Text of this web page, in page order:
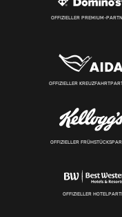
OFFIZIELLER PREMIUM-
OFFIZIELLER
OFFIZIELLER
OFFIZIELLER